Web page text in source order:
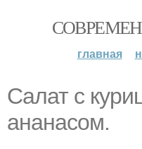
главная
Салат с
ананасом.